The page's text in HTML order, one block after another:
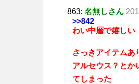
863: 名無しさん
>>842
わい中層で嬉しい
さっきアイテムあ
アルセウス？とか
てしまった